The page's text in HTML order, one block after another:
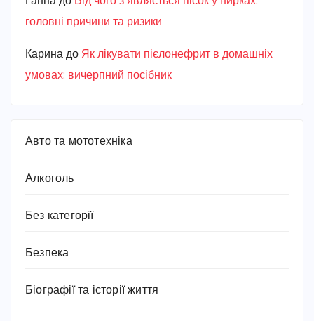
головні причини та ризики
Карина до Як лікувати пієлонефрит в домашніх
умовах: вичерпний посібник
Авто та мототехніка
Алкоголь
Без категорії
Безпека
Біографії та історії життя